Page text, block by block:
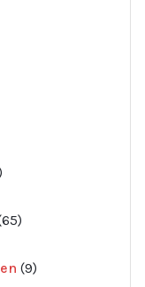
65
produkter
9
produkter